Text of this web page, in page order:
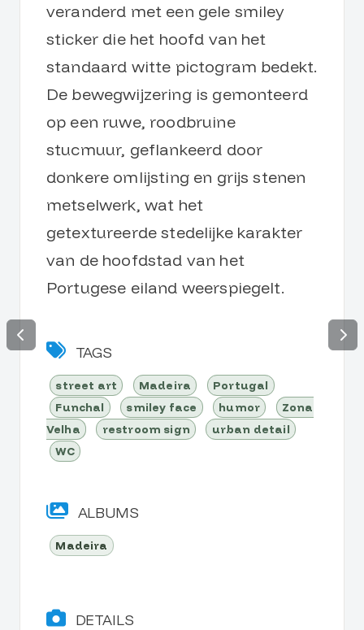
veranderd met een gele smiley
sticker die het hoofd van het
standaard witte pictogram bedekt.
De bewegwijzering is gemonteerd
op een ruwe, roodbruine
stucmuur, geflankeerd door
donkere omlijsting en grijs stenen
metselwerk, wat het
getextureerde stedelijke karakter
van de hoofdstad van het
Portugese eiland weerspiegelt.
TAGS
street art Madeira
Portugal
Funchal
smiley face humor
Zona
Velha
restroom sign
urban detail
WC
ALBUMS
Madeira
DETAILS